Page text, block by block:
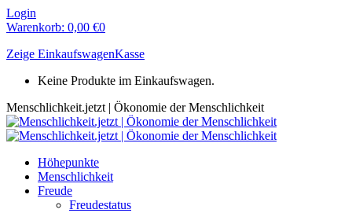
Zum
Inhalt
Login
Warenkorb: 0,00 €0
Zeige EinkaufswagenKasse
Keine Produkte im Einkaufswagen.
Menschlichkeit.jetzt | Ökonomie der Menschlichkeit
Höhepunkte
Menschlichkeit
Freude
Freudestatus